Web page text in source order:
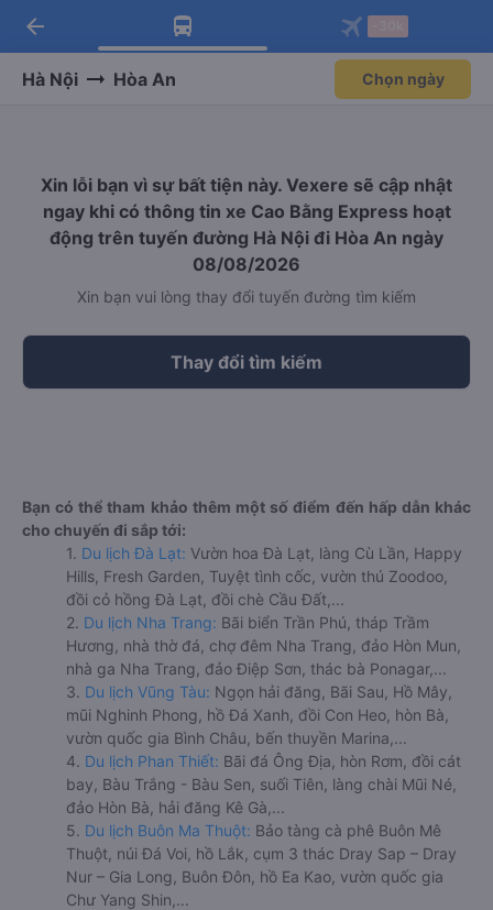
Tải app Vexere ngay!
Nhận ưu đãi thành viên độc
Mở app
Tải app Vexere
-30k/ghế khi đặt vé máy bay qua
Mở app
arrow_back
Hà Nội Hòa An Chọn ngày
Xin lỗi bạn vì sự bất tiện này. Vexere sẽ cập nhật
ngay khi có thông tin xe Cao Bằng Express hoạt
động trên tuyến đường Hà Nội đi Hòa An ngày
08/08/2026
Xin bạn vui lòng thay đổi tuyến đường tìm kiếm
Thay đổi tìm kiếm
Bạn có thể tham khảo thêm một số điểm đến hấp dẫn khác
cho chuyến đi sắp tới:
1. Du lịch Đà Lạt: Vườn hoa Đà Lạt, làng Cù Lần, Happy
Hills, Fresh Garden, Tuyệt tình cốc, vườn thú Zoodoo,
đồi cỏ hồng Đà Lạt, đồi chè Cầu Đất,...
2. Du lịch Nha Trang: Bãi biển Trần Phú, tháp Trầm
Hương, nhà thờ đá, chợ đêm Nha Trang, đảo Hòn Mun,
nhà ga Nha Trang, đảo Điệp Sơn, thác bà Ponagar,...
3. Du lịch Vũng Tàu: Ngọn hải đăng, Bãi Sau, Hồ Mây,
mũi Nghinh Phong, hồ Đá Xanh, đồi Con Heo, hòn Bà,
vườn quốc gia Bình Châu, bến thuyền Marina,...
4. Du lịch Phan Thiết: Bãi đá Ông Địa, hòn Rơm, đồi cát
bay, Bàu Trắng - Bàu Sen, suối Tiên, làng chài Mũi Né,
đảo Hòn Bà, hải đăng Kê Gà,...
5. Du lịch Buôn Ma Thuột: Bảo tàng cà phê Buôn Mê
Thuột, núi Đá Voi, hồ Lắk, cụm 3 thác Dray Sap – Dray
Nur – Gia Long, Buôn Đôn, hồ Ea Kao, vườn quốc gia
Chư Yang Shin,...